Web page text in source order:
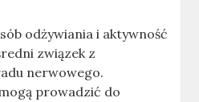
odżywiania i aktywność
związek z
nerwowego.
prowadzić do